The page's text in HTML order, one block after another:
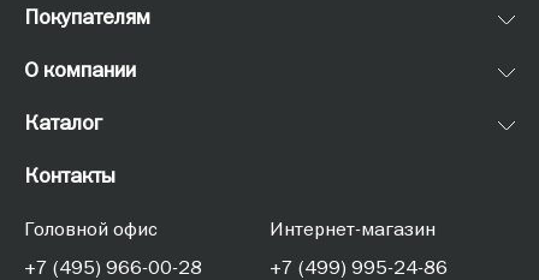
Покупателям
О компании
Каталог
Контакты
Головной офис
+7 (495) 966-00-28
Интернет-магазин
+7 (499) 995-24-86